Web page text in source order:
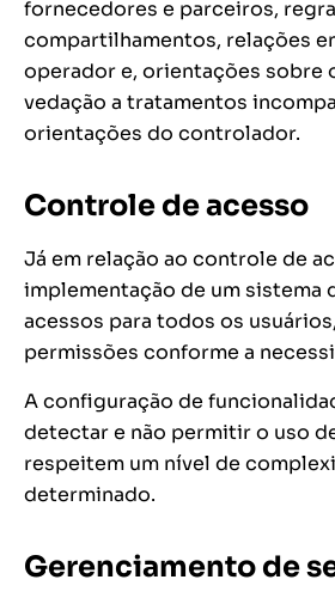
fornecedores e parceiros,
compartilhamentos, relações
operador e, orientações sobre
vedação a tratamentos
orientações do controlador.
Controle de acesso
Já em relação ao controle de
implementação de um sistema
acessos para todos os
permissões conforme a
A configuração de
detectar e não permitir o uso
respeitem um nível de
determinado.
Gerenciamento de